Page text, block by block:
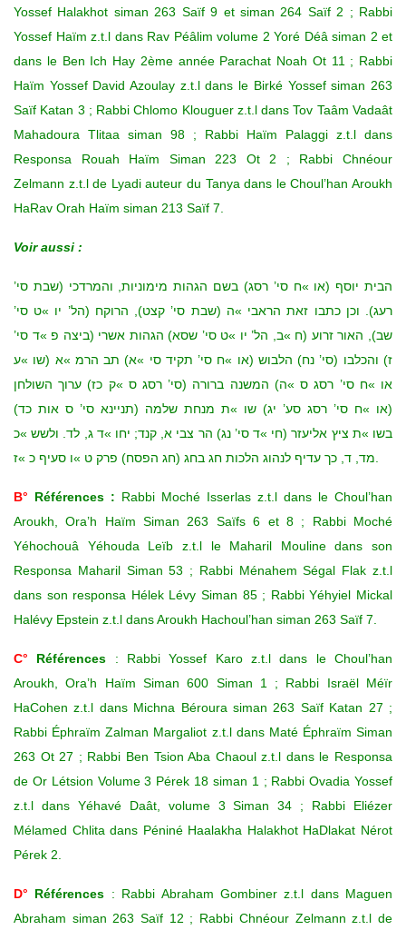
Yossef Halakhot siman 263 Saïf 9 et siman 264 Saïf 2 ; Rabbi
Yossef Haïm z.t.l dans Rav Péâlim volume 2 Yoré Déâ siman 2 et
dans le Ben Ich Hay 2ème année Parachat Noah Ot 11 ; Rabbi
Haïm Yossef David Azoulay z.t.l dans le Birké Yossef siman 263
Saïf Katan 3 ; Rabbi Chlomo Klouguer z.t.l dans Tov Taâm Vadaât
Mahadoura Tlitaa siman 98 ; Rabbi Haïm Palaggi z.t.l dans
Responsa Rouah Haïm Siman 223 Ot 2 ; Rabbi Chnéour
Zelmann z.t.l de Lyadi auteur du Tanya dans le Choul’han Aroukh
HaRav Orah Haïm siman 213 Saïf 7.
Voir aussi :
הבית יוסף (או »ח סי’ רסג) בשם הגהות מימוניות, והמרדכי (שבת סי’
רעג). וכן כתבו זאת הראבי »ה (שבת סי’ קצט), הרוקח (הל’ יו »ט סי’
שב), האור זרוע (ח »ב, הל’ יו »ט סי’ שסא) הגהות אשרי (ביצה פ »ד סי’
ז) והכלבו (סי’ נח) הלבוש (או »ח סי’ תקיד סי »א) תב הרמ »א (שו »ע
או »ח סי’ רסג ס »ה) המשנה ברורה (סי’ רסג ס »ק כז) ערוך השולחן
(או »ח סי’ רסג סע’ יג) שו »ת מנחת שלמה (תניינא סי’ ס אות כד)
בשו »ת ציץ אליעזר (חי »ד סי’ נג) הר צבי א, קנד; יחו »ד ג, לד. ולשש »כ
מד, ד, כך עדיף לנהוג הלכות חג בחג (חג הפסח) פרק ט »ו סעיף כ »ז.
B° Références : Rabbi Moché Isserlas z.t.l dans le Choul’han
Aroukh, Ora’h Haïm Siman 263 Saïfs 6 et 8 ; Rabbi Moché
Yéhochouâ Yéhouda Leïb z.t.l le Maharil Mouline dans son
Responsa Maharil Siman 53 ; Rabbi Ménahem Ségal Flak z.t.l
dans son responsa Hélek Lévy Siman 85 ; Rabbi Yéhyiel Mickal
Halévy Epstein z.t.l dans Aroukh Hachoul’han siman 263 Saïf 7.
C° Références : Rabbi Yossef Karo z.t.l dans le Choul’han
Aroukh, Ora’h Haïm Siman 600 Siman 1 ; Rabbi Israël Méïr
HaCohen z.t.l dans Michna Béroura siman 263 Saïf Katan 27 ;
Rabbi Éphraïm Zalman Margaliot z.t.l dans Maté Éphraïm Siman
263 Ot 27 ; Rabbi Ben Tsion Aba Chaoul z.t.l dans le Responsa
de Or Létsion Volume 3 Pérek 18 siman 1 ; Rabbi Ovadia Yossef
z.t.l dans Yéhavé Daât, volume 3 Siman 34 ; Rabbi Eliézer
Mélamed Chlita dans Péniné Haalakha Halakhot HaDlakat Nérot
Pérek 2.
D° Références : Rabbi Abraham Gombiner z.t.l dans Maguen
Abraham siman 263 Saïf 12 ; Rabbi Chnéour Zelmann z.t.l de